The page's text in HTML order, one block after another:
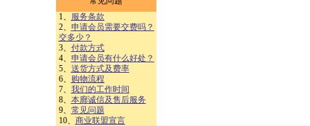
1、
服务条款
2、 申请会员需要交费吗？
交多少？
3、 付款方式
4、 申请会员有什么好处？
5、 送货方式及费率
6、
购物流程
7、 我们的工作时间
8、 本廊诚信及售后服务
9、 常见问题
10、 商业联盟宣言